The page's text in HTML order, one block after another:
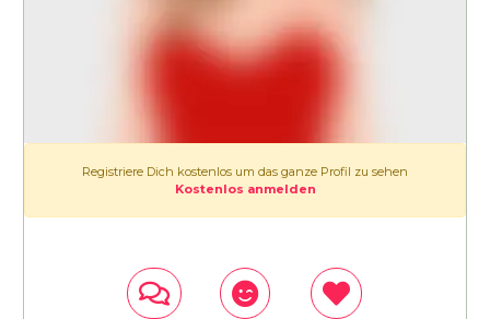
Registriere Dich kostenlos um das ganze Profil zu sehen
Kostenlos anmelden